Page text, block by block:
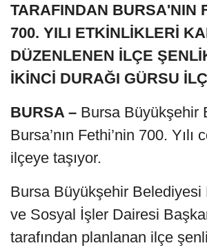
TARAFINDAN BURSA'NIN
700. YILI ETKİNLİKLERİ
DÜZENLENEN İLÇE
İKİNCİ DURAĞI GÜRSU
BURSA – Bursa Büyükşehir
Bursa’nın Fethi’nin 700. Yılı
ilçeye taşıyor.
Bursa Büyükşehir Belediyesi
ve Sosyal İşler Dairesi
tarafından planlanan ilçe